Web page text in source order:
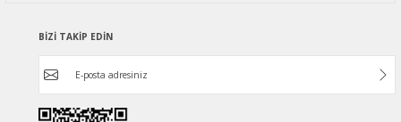
BİZİ TAKİP EDİN